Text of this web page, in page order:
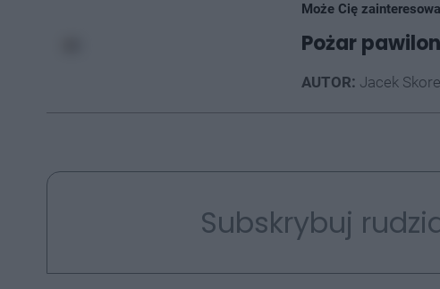
Może Cię
Pożar
AUTOR: Jacek
Subskrybuj